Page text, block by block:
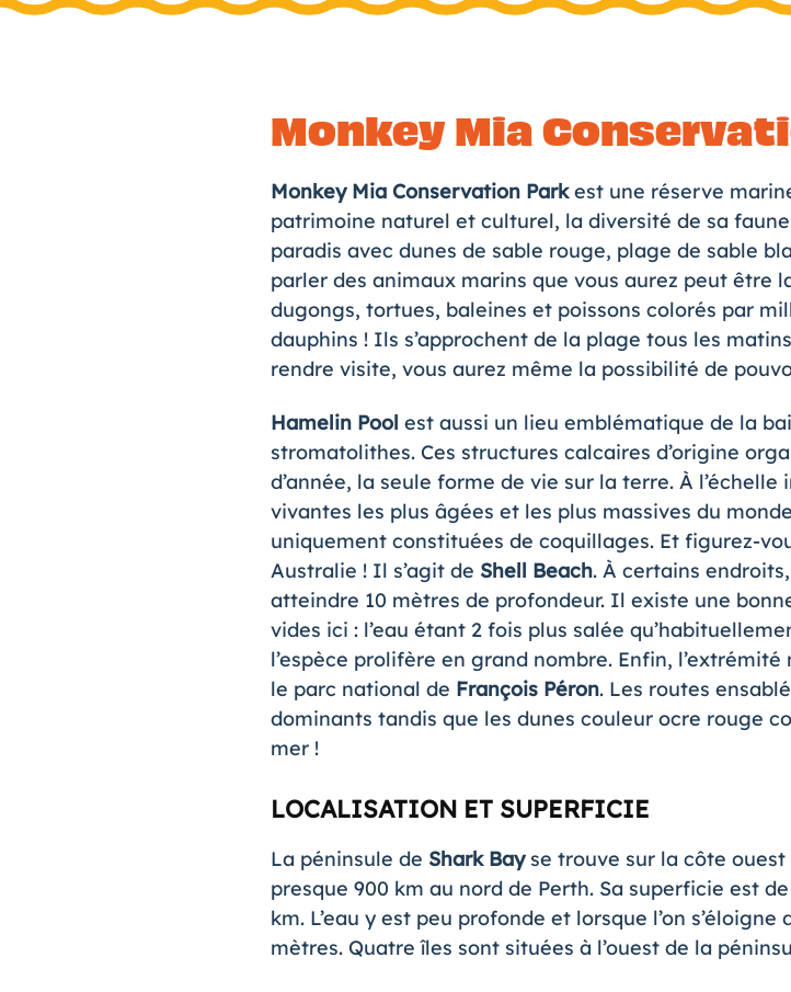
Monkey Mia
Monkey Mia Conservation Parkest une réserve
patrimoine naturel et culturel, la diversité de sa
paradis avec dunes de sable rouge, plage de sable
parler des animaux marins que vous aurez peut être
dugongs, tortues, baleines et poissons colorés par
dauphins ! Ils s’approchent de la plage tous les
rendre visite, vous aurez même la possibilité de
Hamelin Pool est aussi un lieu emblématique de la
stromatolithes. Ces structures calcaires d’origine
d’année, la seule forme de vie sur la terre. À
vivantes les plus âgées et les plus massives du
uniquement constituées de coquillages. Et figurez-
Australie ! Il s’agit de Shell Beach. À certains
atteindre 10 mètres de profondeur. Il existe une
vides ici : l’eau étant 2 fois plus salée
l’espèce prolifère en grand nombre. Enfin,
le parc national de François Péron. Les routes
dominants tandis que les dunes couleur ocre rouge
mer !
LOCALISATION ET SUPERFICIE
La péninsule de Shark Bayse trouve sur la côte ouest
presque 900 km au nord de Perth. Sa superficie est
km. L’eau y est peu profonde et lorsque l’on
mètres. Quatre îles sont situées à l’ouest de la